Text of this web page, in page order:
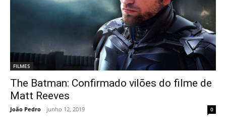
FILMES
The Batman: Confirmado vilões do filme de
Matt Reeves
João Pedro - junho 12, 2019 0